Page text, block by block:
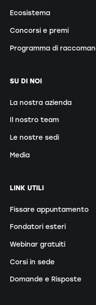
Ecosistema
Concorsi e premi
Programma di
SU DI NOI
La nostra azienda
Il nostro team
Le nostre sedi
Media
LINK UTILI
Fissare appuntamento
Fondatori esteri
Webinar gratuiti
Corsi in sede
Domande e Risposte